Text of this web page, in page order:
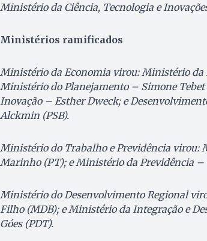
Ministério da Ciência, Tecnologia e
Ministérios ramificados
Ministério da Economia virou: Ministério da
Ministério do Planejamento – Simone Tebet
Inovação – Esther Dweck; e
Alckmin (PSB).
Ministério do Trabalho e Previdência
Marinho (PT); e Ministério da Previdência –
Ministério do Desenvolvimento Regional
Filho (MDB); e Ministério da Integração e
Góes (PDT).